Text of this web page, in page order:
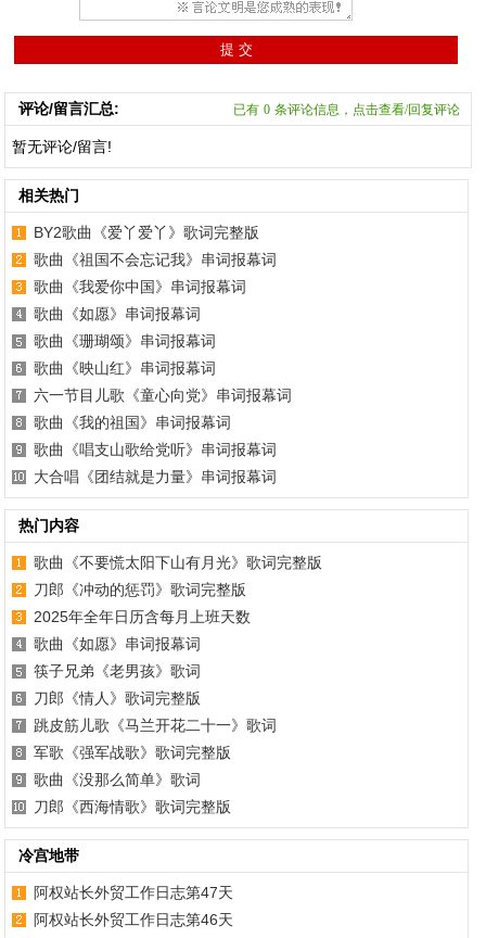
评论/留言汇总: 已有 0 条评论信息，点击查看/回复评论
暂无评论/留言!
相关热门
BY2歌曲《爱丫爱丫》歌词完整版
歌曲《祖国不会忘记我》串词报幕词
歌曲《我爱你中国》串词报幕词
歌曲《如愿》串词报幕词
歌曲《珊瑚颂》串词报幕词
歌曲《映山红》串词报幕词
六一节目儿歌《童心向党》串词报幕词
歌曲《我的祖国》串词报幕词
歌曲《唱支山歌给党听》串词报幕词
大合唱《团结就是力量》串词报幕词
热门内容
歌曲《不要慌太阳下山有月光》歌词完整版
刀郎《冲动的惩罚》歌词完整版
2025年全年日历含每月上班天数
歌曲《如愿》串词报幕词
筷子兄弟《老男孩》歌词
刀郎《情人》歌词完整版
跳皮筋儿歌《马兰开花二十一》歌词
军歌《强军战歌》歌词完整版
歌曲《没那么简单》歌词
刀郎《西海情歌》歌词完整版
冷宫地带
阿权站长外贸工作日志第47天
阿权站长外贸工作日志第46天